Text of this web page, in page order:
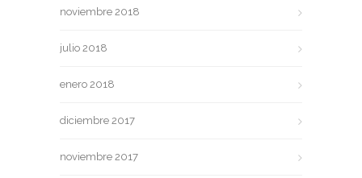
noviembre 2018
julio 2018
enero 2018
diciembre 2017
noviembre 2017